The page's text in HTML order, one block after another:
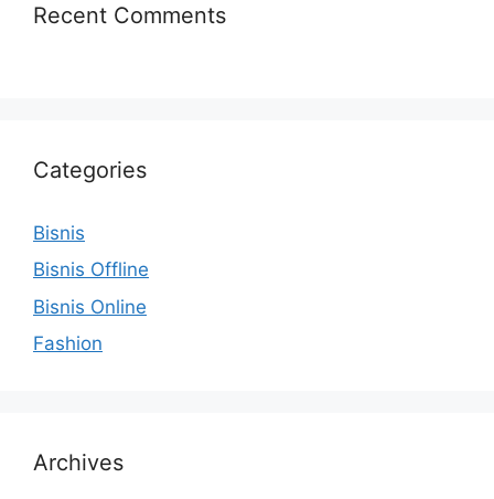
Recent Comments
Categories
Bisnis
Bisnis Offline
Bisnis Online
Fashion
Archives